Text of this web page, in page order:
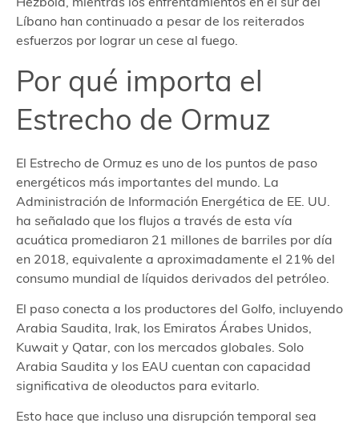
Líbano han continuado a pesar de los reiterados
esfuerzos por lograr un cese al fuego.
Por qué importa el
Estrecho de Ormuz
El Estrecho de Ormuz es uno de los puntos de paso
energéticos más importantes del mundo. La
Administración de Información Energética de EE. UU.
ha señalado que los flujos a través de esta vía
acuática promediaron 21 millones de barriles por día
en 2018, equivalente a aproximadamente el 21% del
consumo mundial de líquidos derivados del petróleo.
El paso conecta a los productores del Golfo, incluyendo
Arabia Saudita, Irak, los Emiratos Árabes Unidos,
Kuwait y Qatar, con los mercados globales. Solo
Arabia Saudita y los EAU cuentan con capacidad
significativa de oleoductos para evitarlo.
Esto hace que incluso una disrupción temporal sea